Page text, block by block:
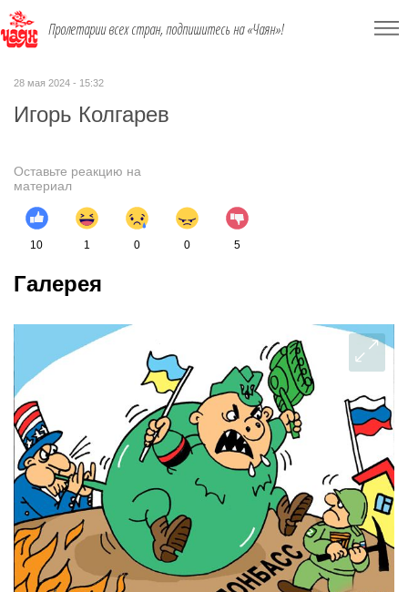
Пролетарии всех стран, подпишитесь на «Чаян»!
28 мая 2024 - 15:32
Игорь Колгарев
Оставьте реакцию на
материал
10 1 0 0 5
Галерея